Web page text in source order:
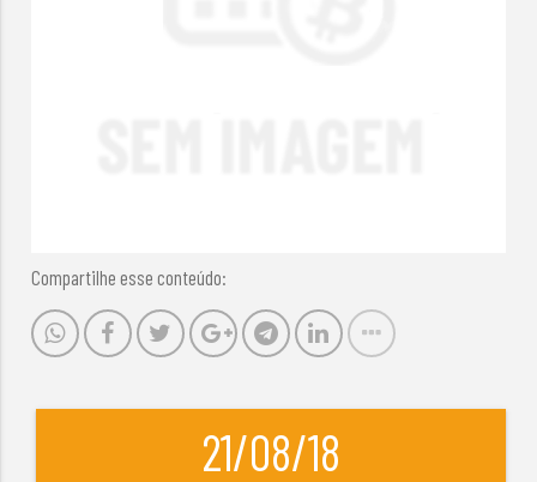
Compartilhe esse conteúdo:
21/08/18